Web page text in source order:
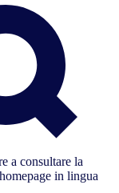
a consultare la
in lingua